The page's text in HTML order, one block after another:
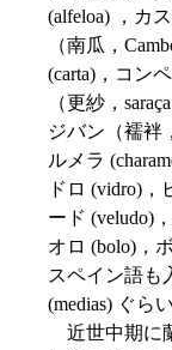
(alfeloa) ，カ
（南瓜，
(carta)，コン
（更紗，
ジバン（襦袢
ルメラ
ドロ (vidro)，
ード (veludo)
オロ (bolo)，
スペイン語も
(medias) ぐら
近世中期に